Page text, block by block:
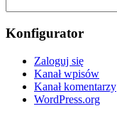
Konfigurator
Zaloguj się
Kanał wpisów
Kanał komentarzy
WordPress.org